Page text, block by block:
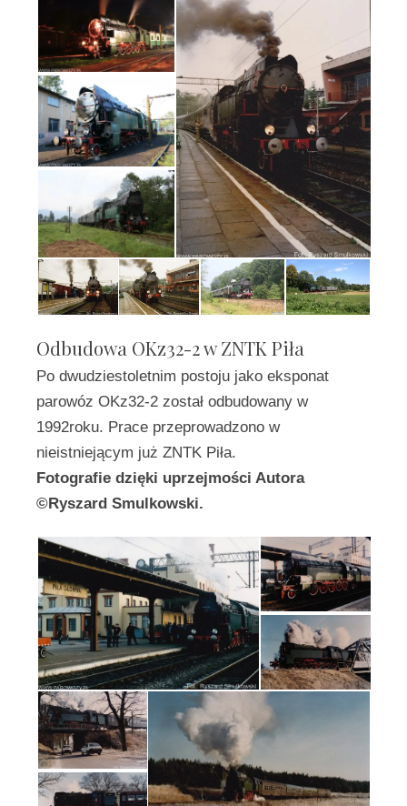
Odbudowa OKz32-2 w ZNTK Piła
Po dwudziestoletnim postoju jako eksponat
parowóz OKz32-2 został odbudowany w
1992roku. Prace przeprowadzono w
nieistniejącym już ZNTK Piła.
Fotografie dzięki uprzejmości Autora
©Ryszard Smulkowski.